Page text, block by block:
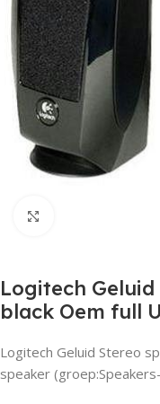
Logitech
black Oem full
Logitech Geluid Stereo
speaker